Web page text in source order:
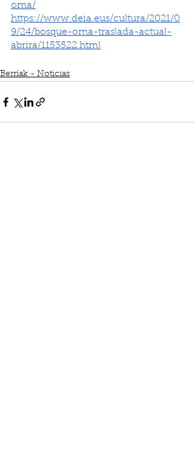
oma/
https://www.deia.eus/cultura/2021/0
9/24/bosque-oma-traslada-actual-
abrira/1153522.html
Berriak - Noticias